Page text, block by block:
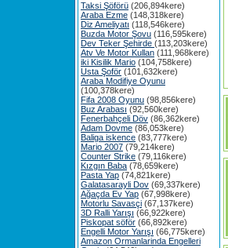
Taksi Şöförü (206,894kere)
Araba Ezme (148,318kere)
Diz Ameliyatı (118,546kere)
Buzda Motor Şovu (116,595kere)
Dev Teker Şehirde (113,203kere)
Atv Ve Motor Kullan (111,968kere)
iki Kisilik Mario (104,758kere)
Usta Şoför (101,632kere)
Araba Modifiye Oyunu
(100,378kere)
Fifa 2008 Oyunu (98,856kere)
Buz Arabası (92,560kere)
Fenerbahçeli Döv (86,362kere)
Adam Dovme (86,053kere)
Baliga iskence (83,777kere)
Mario 2007 (79,214kere)
Counter Strike (79,116kere)
Kızgın Baba (78,659kere)
Pasta Yap (74,821kere)
Galatasarayli Dov (69,337kere)
Ağaçda Ev Yap (67,998kere)
Motorlu Savasçi (67,137kere)
3D Ralli Yarışı (66,922kere)
Piskopat söför (66,892kere)
Engelli Motor Yarışı (66,775kere)
Amazon Ormanlarinda Engelleri